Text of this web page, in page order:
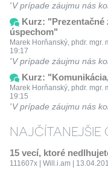
V prípade záujmu nás
Kurz:
úspechom"
Marek Horňanský, phdr. mgr.
19:17
V prípade záujmu nás
Kurz:
Marek Horňanský, phdr. mgr.
19:15
V prípade záujmu nás
NAJČÍTANEJŠIE
15 vecí, ktoré
111607x | Will.i.am |